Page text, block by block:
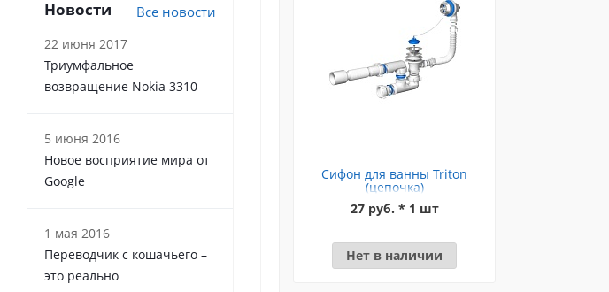
Сифон для ванны Triton
(цепочка)
27 руб. * 1 шт
Нет в наличии
Новости Все новости
22 июня 2017
Триумфальное
возвращение Nokia 3310
5 июня 2016
Новое восприятие мира от
Google
1 мая 2016
Переводчик с кошачьего –
это реально